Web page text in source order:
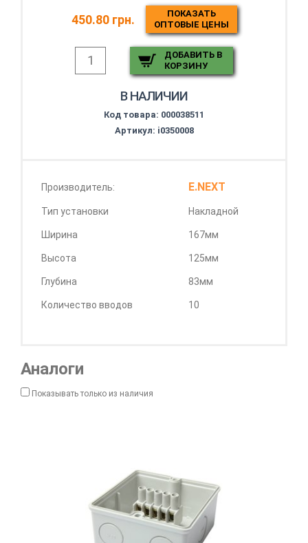
450.80 грн.
ПОКАЗАТЬ
ОПТОВЫЕ ЦЕНЫ
ДОБАВИТЬ В
КОРЗИНУ
В НАЛИЧИИ
Код товара: 000038511
Артикул: i0350008
Производитель: E.NEXT
Тип установки Накладной
Ширина 167мм
Высота 125мм
Глубина 83мм
Количество вводов 10
Аналоги
Показывать только из наличия